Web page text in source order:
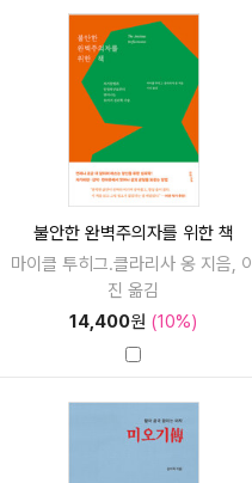
불안한 완벽주의자를 위한 책
마이클 투히그.클라리사 옹 지음, 이
진 옮김
14,400원 (10%)